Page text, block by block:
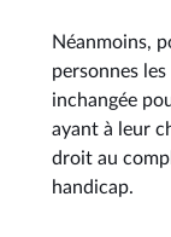
2024
Néanmoins,
personnes
inchangée
ayant à leur
droit au
handicap.